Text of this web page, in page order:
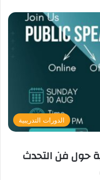
الدورات التدريبية
حول فن التحدث